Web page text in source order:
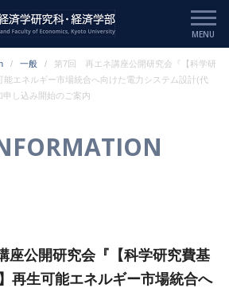
一般
第7回 再エネ講座公開研究会『【科学研
能エネルギー市場統合へ向けた電力システム設計(代
し込み開始のご案内
公開研究会『【科学研究費基
再生可能エネルギー市場統合へ